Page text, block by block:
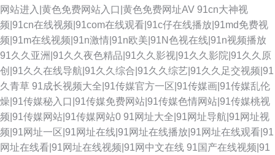
网站进入|黄色免费网站入口|黄色免费网址AV 91cn大神视
频|91cn在线视频|91com在线观看|91c仔在线播放|91md免费视
频|91m在线视频|91n激情|91n欧美|91N色视在线|91n视频播放
91久久亚洲|91久久夜色精品|91久久影视|91久久影院|91久久原
创|91久久在线导航|91久久综合|91久久综艺|91久久足交视频|91
久青草 91成长视频大全|91传媒官方一区|91传媒画|91传媒乱伦
燥|91传媒秘入口|91传媒免费网站|91传媒色情网站|91传媒桃视
频|91传媒网站|91传媒网站0 91网址大全|91网址导航|91网址视
频|91网址一区|91网址在线|91网址在线播放|91网址在线观看|91
网址在线看|91网址在线视频|91网中文在线 91国产在线视频|91